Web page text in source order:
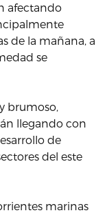
afectando
de la mañana, a
se
brumoso,
llegando con
de
del este
marinas